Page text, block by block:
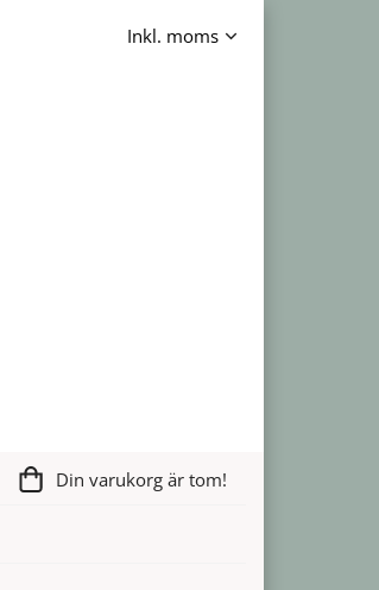
Din varukorg är tom!